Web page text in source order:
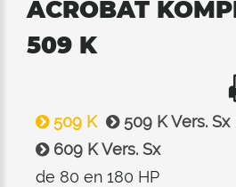
ACROBAT
509 K
509 K 509 K Vers. Sx
609 K Vers. Sx
de 80 en 180 HP